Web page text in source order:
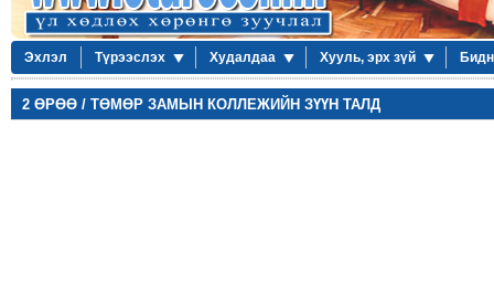
Эхлэл Түрээслэх Худалдаа Хууль, эрх зүй
2 ӨРӨӨ / ТӨМӨР ЗАМЫН КОЛЛЕЖИЙН ЗҮҮН ТАЛД